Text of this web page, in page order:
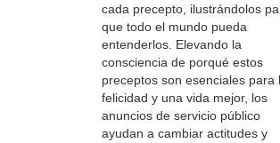
cada precepto, ilustrándolos
que todo el mundo pueda
entenderlos. Elevando la
consciencia de porqué estos
preceptos son esenciales para
felicidad y una vida mejor, los
anuncios de servicio público
ayudan a cambiar actitudes y